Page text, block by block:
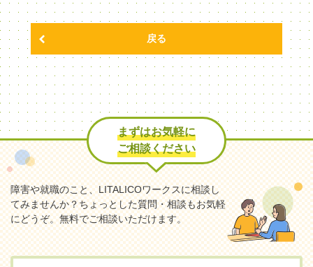
戻る
まずはお気軽に
ご相談ください
障害や就職のこと、LITALICOワークスに相談し
てみませんか？ちょっとした質問・相談もお気軽
にどうぞ。無料でご相談いただけます。